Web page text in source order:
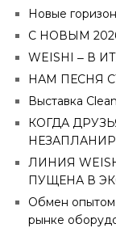
Новые
С НОВЫМ
WEISHI ‒ В
НАМ ПЕСНЯ
Выставка
КОГДА
ЛИНИЯ
ПУЩЕНА В
Обмен опытом
рынке